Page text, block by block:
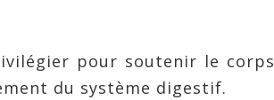
pour soutenir le corps
du système digestif.